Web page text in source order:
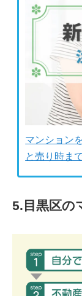
マンション
と売り時ま
5.目黒区の